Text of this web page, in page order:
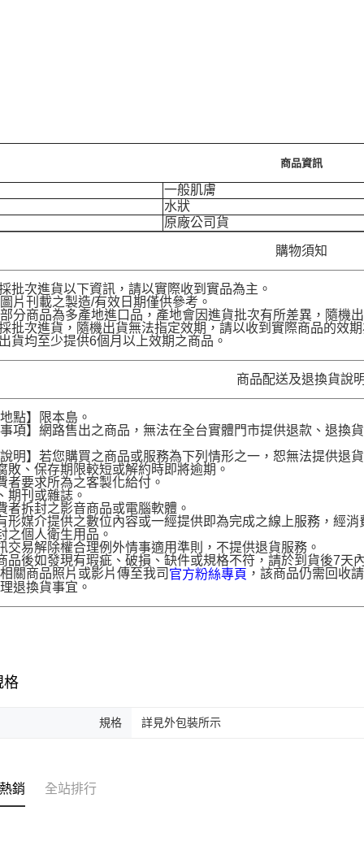
商品資訊
一般肌膚
水狀
原廠公司貨
購物須知
批次進貨以下資訊，請以實際收到實品為主。
刊載之製造/有效日期僅供參考。
商品為多產地進口品，產地會因進貨批次有所差異，隨機出
批次進貨，隨機出貨無法指定效期，請以收到實際商品的效期
貨均至少提供6個月以上效期之商品。
商品配送及退換貨說明
點】限本島。
項】網路售出之商品，無法在全台實體門市提供退款、退換
明】若您購買之商品或服務為下列情形之一，恕無法提供退貨
敗、保存期限較短或解約時即將逾期。
者要求所為之客製化給付。
期刊或雜誌。
者拆封之影音商品或電腦軟體。
形媒介提供之數位內容或一經提供即為完成之線上服務，經消
之個人衛生用品。
交易解除權合理例外情事適用準則，不提供退貨服務。
品後如發現有瑕疵、破損、缺件或規格不符，請於到貨後7天
關商品照片或影片傳至我司 官方粉絲專頁 ，該商品仍需回收
退換貨事宜。
格
規格 詳見外包裝所示
銷 全站排行